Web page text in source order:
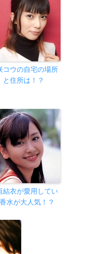
コウの自宅の場所
と住所は！？
結衣が愛用してい
水が大人気！？